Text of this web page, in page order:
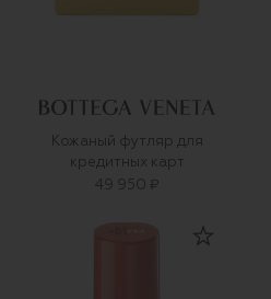
Кожаный футляр для
кредитных карт
49 950 ₽